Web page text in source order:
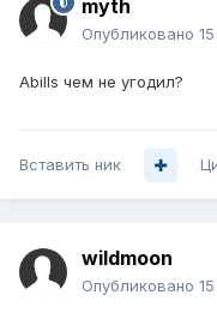
myth
Опубликовано
Abills чем не угодил?
Вставить ник
wildmoon
Опубликовано